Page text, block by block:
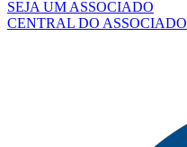
SEJA UM ASSOCIADO
CENTRAL DO ASSOCIADO